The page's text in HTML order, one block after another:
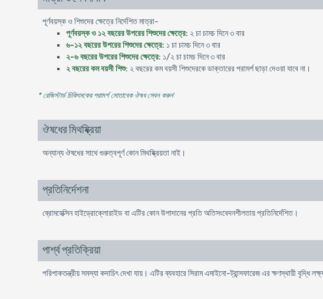
পূর্ণবয়স্ক ও শিশুদের ক্ষেত্রে নির্দেশিত মাত্রা-
পূর্ণবয়স্ক ও ১২ বছরের উপরের শিশুদের ক্ষেত্রে: ২ চা চামচ দিনে ৩ বার
৬-১২ বছরের উপরের শিশুদের ক্ষেত্রে: ১ চা চামচ দিনে ৩ বার
২-৬ বছরের উপরের শিশুদের ক্ষেত্রে: ১/২ চা চামচ দিনে ৩ বার
২ বছরের কম বয়সী শিশু: ২ বছরের কম বয়সী শিশুদেরকে ডাক্তারের পরামর্শ ছাড়া দেওয়া যাবে না।
* রেজিস্টার্ড চিকিৎসকের পরামর্শ মোতাবেক ঔষধ সেবন করুন'
ঔষধের মিথষ্ক্রিয়া
অন্যান্য ঔষধের সাথে গুরুত্বপূর্ণ কোন মিথষ্ক্রিয়তা নাই।
প্রতিনির্দেশনা
ব্রোমহেক্সিন হাইড্রোক্লোরাইড বা এটির কোন উপাদানের প্রতি অতিসংবেদনশীলতায় প্রতিনির্দেশিত।
পার্শ্ব প্রতিক্রিয়া
পরিপাকতন্ত্রীয় সমস্যা কদাচিৎ দেখা যায়। এটির ব্যবহারে সিরাম এমাইনো-ট্রান্সফারেজ এর ক্ষণস্থায়ী বৃদ্ধি